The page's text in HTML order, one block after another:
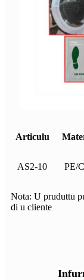
Articulu
AS2-10 PE/
Nota: U pruduttu
di u cliente